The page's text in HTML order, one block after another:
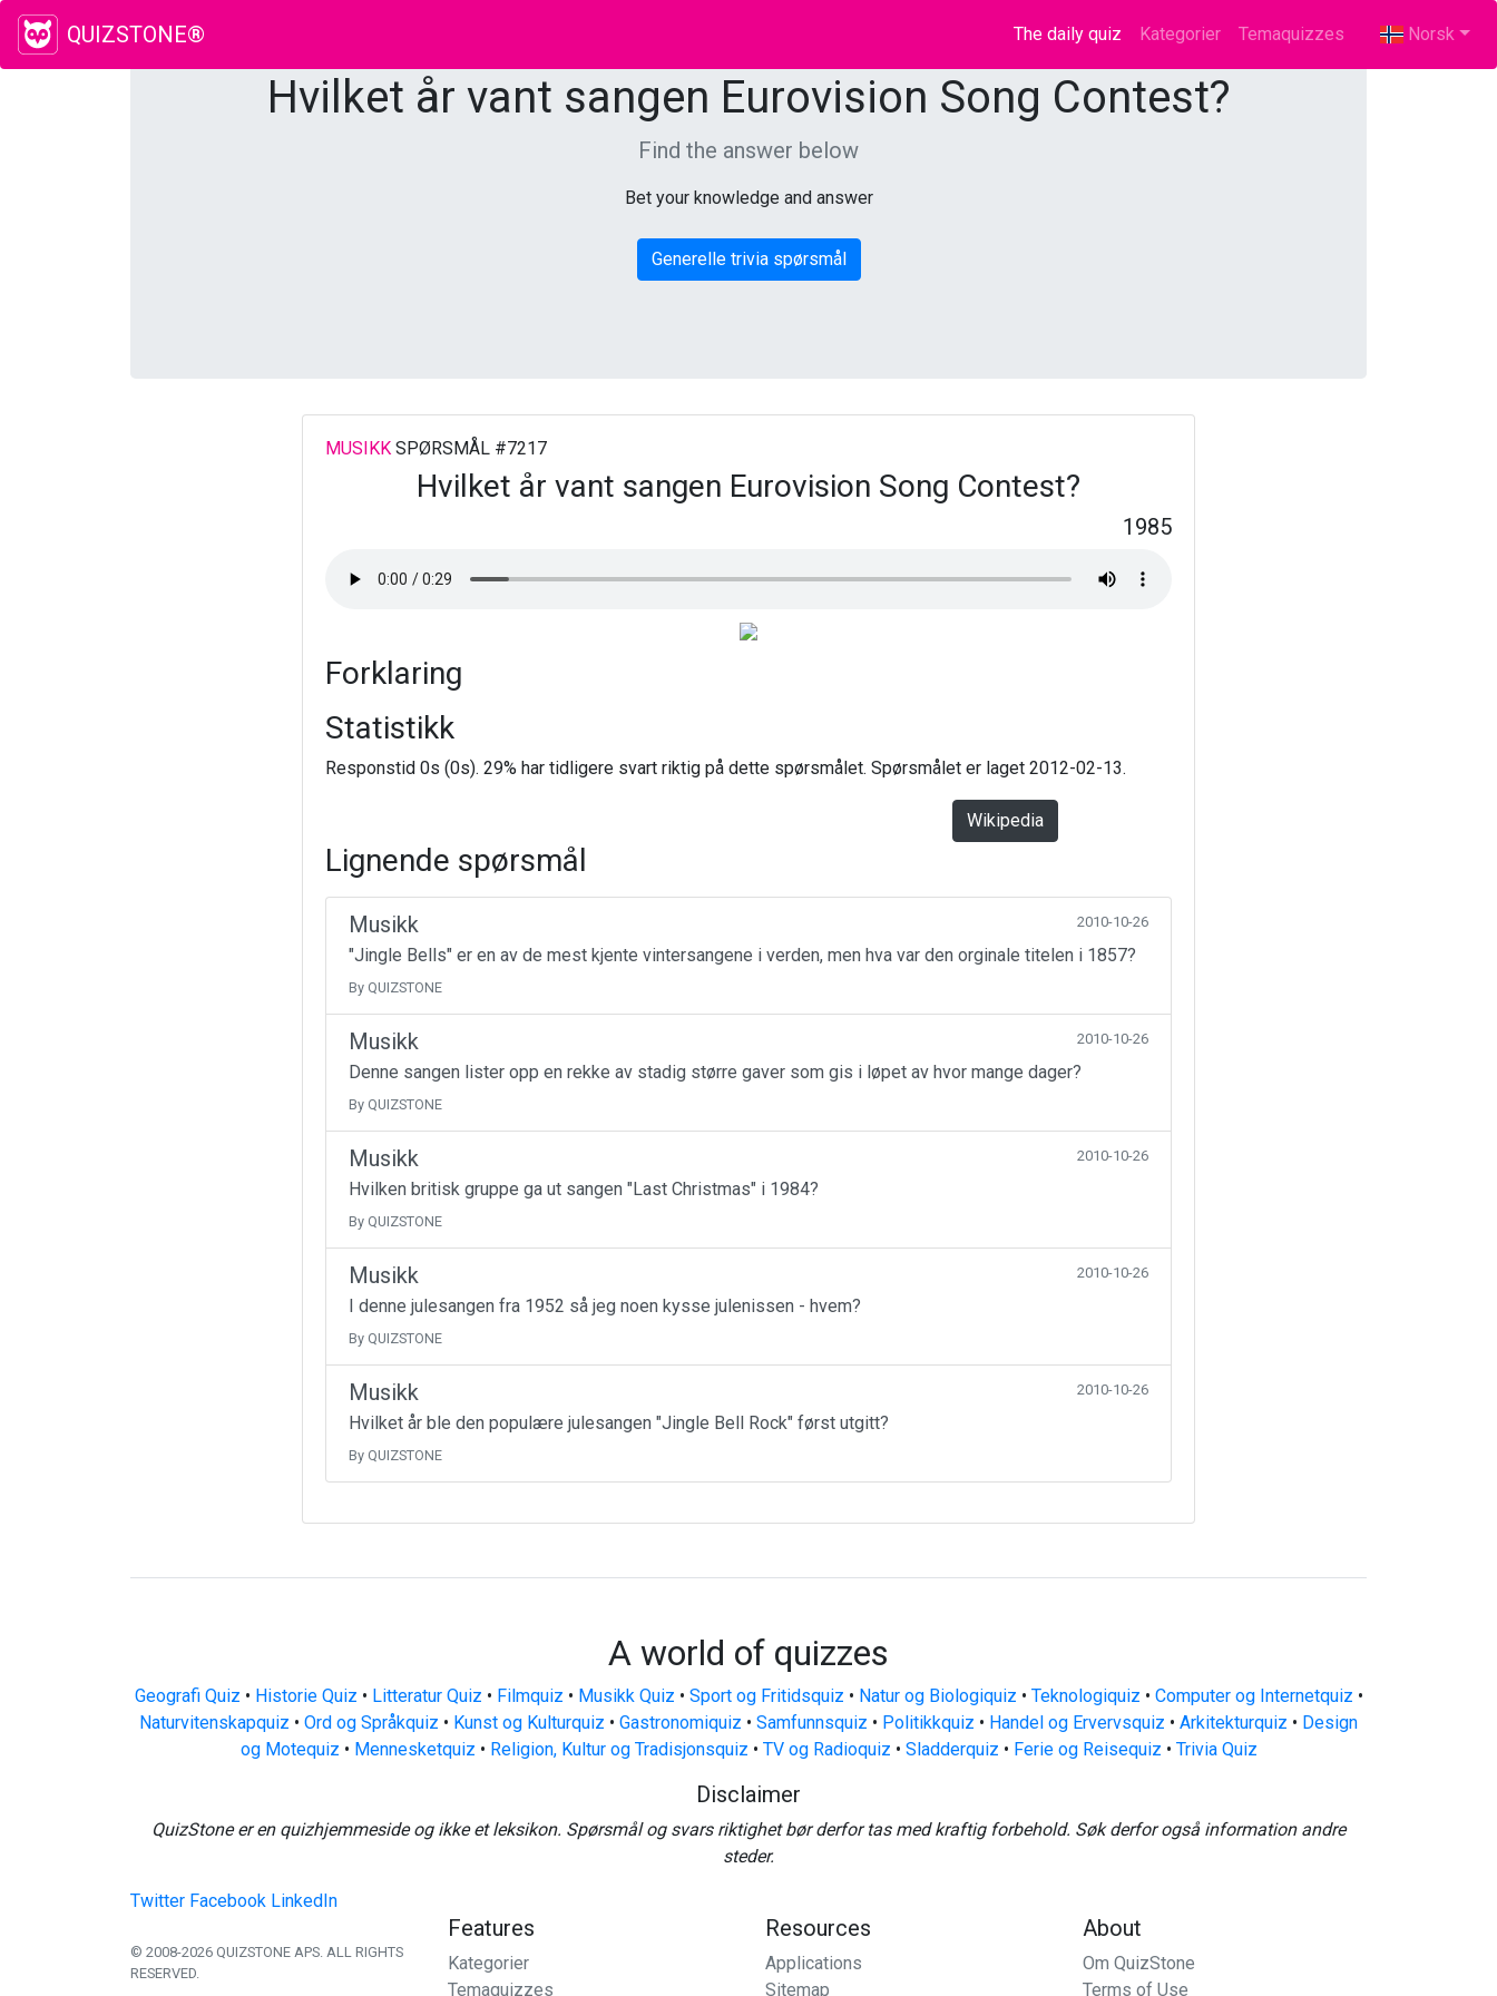
QUIZSTONE® The daily quiz (current)
Kategorier Temaquizzes Norsk
Hvilket år vant sangen Eurovision Song Contest?
Find the answer below
Bet your knowledge and answer
Generelle trivia spørsmål
MUSIKKSPØRSMÅL #7217
Hvilket år vant sangen Eurovision Song Contest?
1985
Forklaring
Statistikk
Responstid 0s (0s). 29% har tidligere svart riktig på dette spørsmålet. Spørsmålet er laget 2012-02-13.
Wikipedia
Lignende spørsmål
Musikk 2010-10-26
"Jingle Bells" er en av de mest kjente vintersangene i verden, men hva var den orginale titelen i 1857?
By QUIZSTONE
Musikk 2010-10-26
Denne sangen lister opp en rekke av stadig større gaver som gis i løpet av hvor mange dager?
By QUIZSTONE
Musikk 2010-10-26
Hvilken britisk gruppe ga ut sangen "Last Christmas" i 1984?
By QUIZSTONE
Musikk 2010-10-26
I denne julesangen fra 1952 så jeg noen kysse julenissen - hvem?
By QUIZSTONE
Musikk 2010-10-26
Hvilket år ble den populære julesangen "Jingle Bell Rock" først utgitt?
By QUIZSTONE
A world of quizzes
Geografi Quiz • Historie Quiz • Litteratur Quiz • Filmquiz • Musikk Quiz • Sport og Fritidsquiz • Natur og Biologiquiz • Teknologiquiz • Computer og Internetquiz •
Naturvitenskapquiz • Ord og Språkquiz • Kunst og Kulturquiz • Gastronomiquiz • Samfunnsquiz • Politikkquiz • Handel og Ervervsquiz • Arkitekturquiz • Design
og Motequiz • Mennesketquiz • Religion, Kultur og Tradisjonsquiz • TV og Radioquiz • Sladderquiz • Ferie og Reisequiz • Trivia Quiz
Disclaimer
QuizStone er en quizhjemmeside og ikke et leksikon. Spørsmål og svars riktighet bør derfor tas med kraftig forbehold. Søk derfor også information andre
steder.
Twitter Facebook LinkedIn
© 2008-2026 QUIZSTONE APS. ALL RIGHTS
RESERVED.
Features
Kategorier
Temaquizzes
Resources
Applications
Sitemap
About
Om QuizStone
Terms of Use